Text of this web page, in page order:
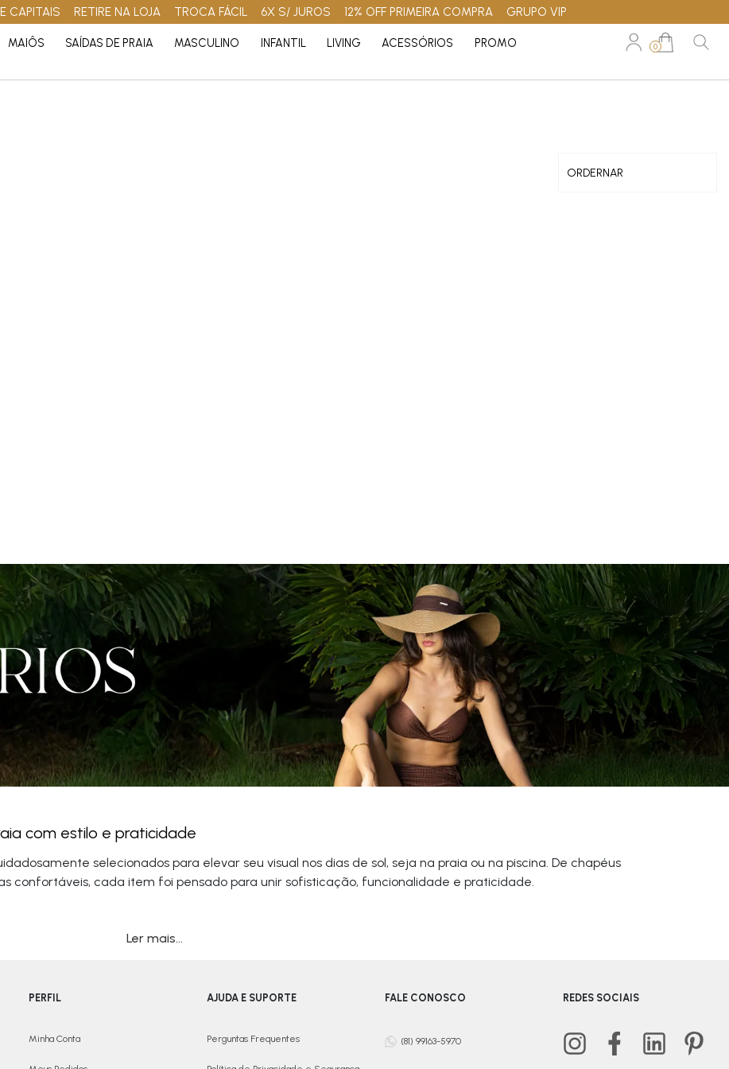
CAPITAIS RETIRE NA LOJA TROCA FÁCIL 6X S/ JUROS 12% OFF PRIMEIRA COMPRA GRUPO VIP
MAIÔS SAÍDAS DE PRAIA MASCULINO INFANTIL LIVING ACESSÓRIOS PROMO 0
com estilo e praticidade
selecionados para elevar seu visual nos dias de sol, seja na praia ou na piscina. De chapéus
confortáveis, cada item foi pensado para unir sofisticação, funcionalidade e praticidade.
Ler mais...
PERFIL
Minha Conta
AJUDA E SUPORTE
Perguntas Frequentes
FALE CONOSCO
(81) 99163-5970
REDES SOCIAIS